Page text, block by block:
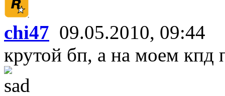
chi47 09.05.2010, 09:44
крутой бп, а на моем кпд